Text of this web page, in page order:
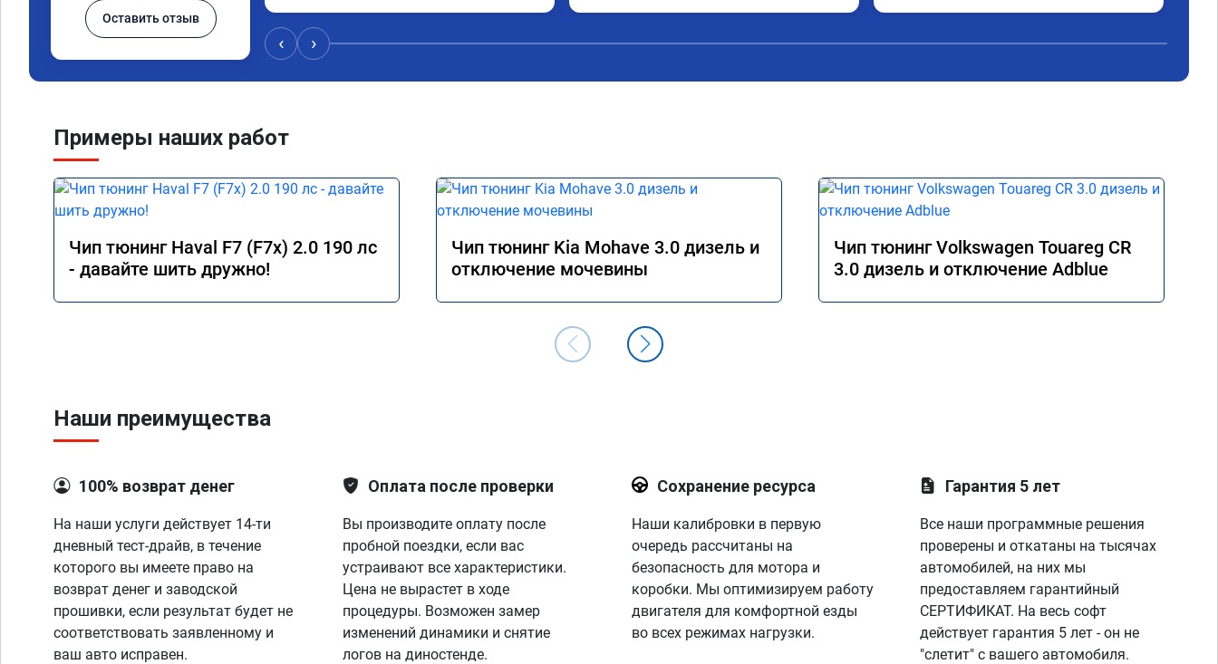
Оставить отзыв
‹ ›
Примеры наших работ
Чип тюнинг Haval F7 (F7x) 2.0 190 лс
- давайте шить дружно!
Чип тюнинг Kia Mohave 3.0 дизель и
отключение мочевины
Чип тюнинг Volkswagen Touareg CR
3.0 дизель и отключение Adblue
Наши преимущества
100% возврат денег
На наши услуги действует 14-ти
дневный тест-драйв, в течение
которого вы имеете право на
возврат денег и заводской
прошивки, если результат будет не
соответствовать заявленному и
ваш авто исправен.
Оплата после проверки
Вы производите оплату после
пробной поездки, если вас
устраивают все характеристики.
Цена не вырастет в ходе
процедуры. Возможен замер
изменений динамики и снятие
логов на диностенде.
Сохранение ресурса
Наши калибровки в первую
очередь рассчитаны на
безопасность для мотора и
коробки. Мы оптимизируем работу
двигателя для комфортной езды
во всех режимах нагрузки.
Гарантия 5 лет
Все наши программные решения
проверены и откатаны на тысячах
автомобилей, на них мы
предоставляем гарантийный
СЕРТИФИКАТ. На весь софт
действует гарантия 5 лет - он не
"слетит" с вашего автомобиля.